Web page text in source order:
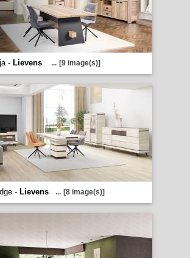
- Lievens ... [9 image(s)]
- Lievens ... [8 image(s)]